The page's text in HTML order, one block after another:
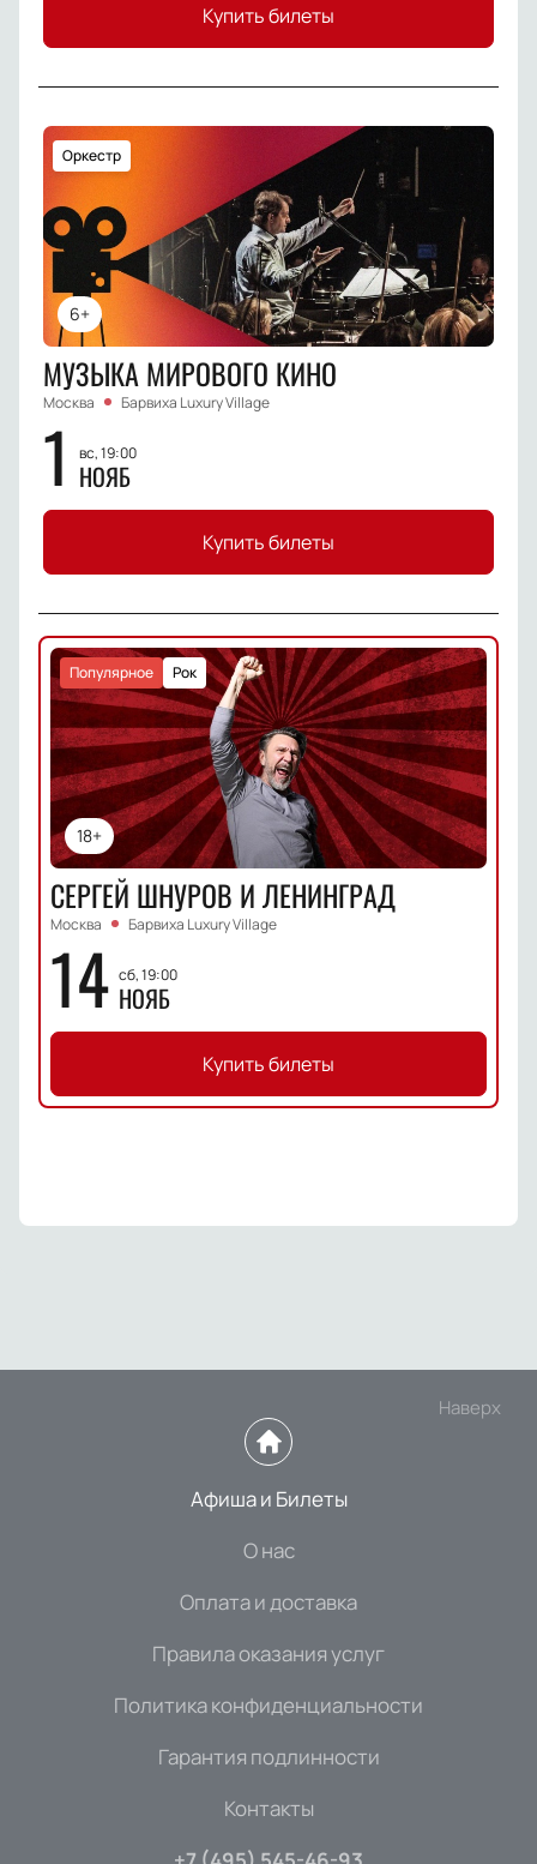
Купить билеты
6+
Оркестр
МУЗЫКА МИРОВОГО КИНО
Москва Барвиха Luxury Village
1 вс, 19:00
НОЯБ
Купить билеты
18+
Рок
Популярное
СЕРГЕЙ ШНУРОВ И ЛЕНИНГРАД
Москва Барвиха Luxury Village
14 сб, 19:00
НОЯБ
Купить билеты
Наверх
Афиша и Билеты
О нас
Оплата и доставка
Правила оказания услуг
Политика конфиденциальности
Гарантия подлинности
Контакты